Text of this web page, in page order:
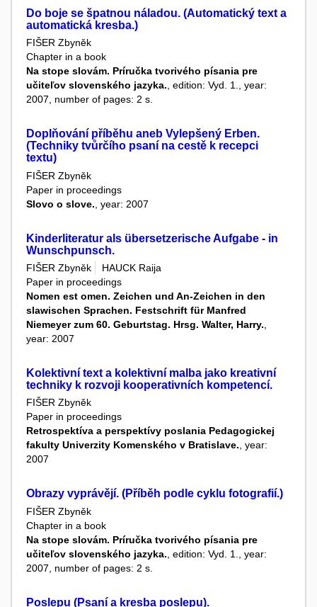
Do boje se špatnou náladou. (Automatický text a
automatická kresba.)
FIŠER Zbyněk
Chapter in a book
Na stope slovám. Príručka tvorivého písania pre
učiteľov slovenského jazyka., edition: Vyd. 1., year:
2007, number of pages: 2 s.
Doplňování příběhu aneb Vylepšený Erben.
(Techniky tvůrčího psaní na cestě k recepci
textu)
FIŠER Zbyněk
Paper in proceedings
Slovo o slove. , year: 2007
Kinderliteratur als übersetzerische Aufgabe - in
Wunschpunsch.
FIŠER Zbyněk
HAUCK Raija
Paper in proceedings
Nomen est omen. Zeichen und An-Zeichen in den
slawischen Sprachen. Festschrift für Manfred
Niemeyer zum 60. Geburtstag. Hrsg. Walter, Harry.
year: 2007
Kolektivní text a kolektivní malba jako kreativní
techniky k rozvoji kooperativních kompetencí.
FIŠER Zbyněk
Paper in proceedings
Retrospektíva a perspektívy poslania Pedagogickej
fakulty Univerzity Komenského v Bratislave., year:
2007
Obrazy vyprávějí. (Příběh podle cyklu fotografií.)
FIŠER Zbyněk
Chapter in a book
Na stope slovám. Príručka tvorivého písania pre
učiteľov slovenského jazyka. , edition: Vyd. 1., year:
2007, number of pages: 2 s.
Poslepu (Psaní a kresba poslepu).